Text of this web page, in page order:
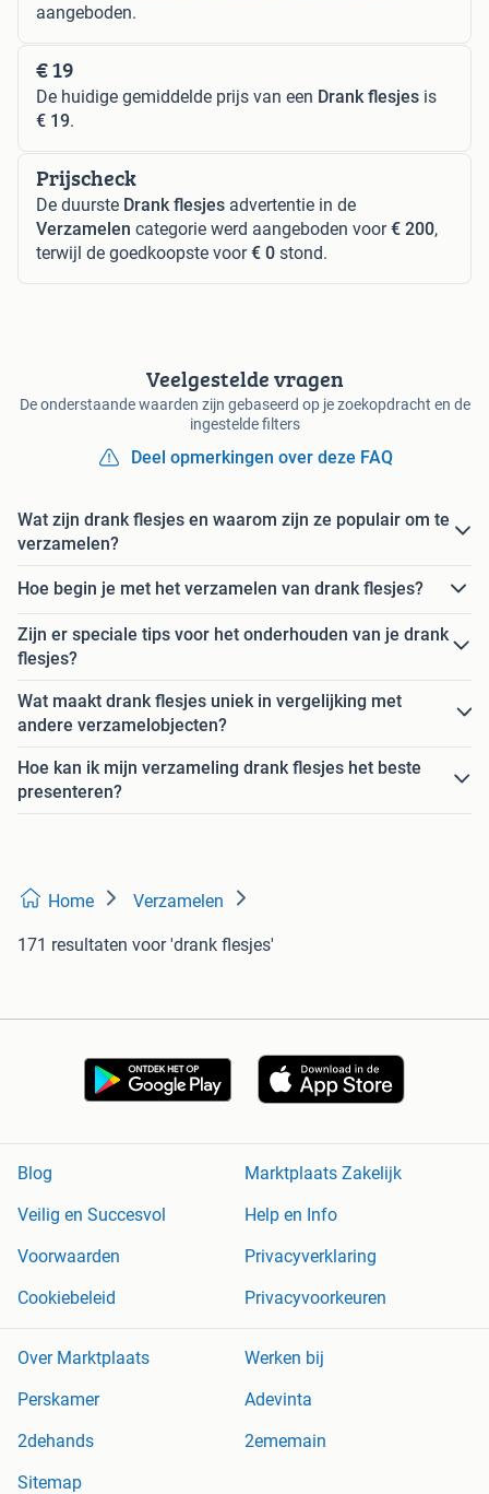
aangeboden.
€ 19
De huidige gemiddelde prijs van een Drank flesjes is
€ 19.
Prijscheck
De duurste Drank flesjes advertentie in de
Verzamelen categorie werd aangeboden voor€ 200,
terwijl de goedkoopste voor€ 0 stond.
Veelgestelde vragen
De onderstaande waarden zijn gebaseerd op je zoekopdracht en de
ingestelde filters
Deel opmerkingen over deze FAQ
Wat zijn drank flesjes en waarom zijn ze populair om te
verzamelen?
Hoe begin je met het verzamelen van drank flesjes?
Zijn er speciale tips voor het onderhouden van je drank
flesjes?
Wat maakt drank flesjes uniek in vergelijking met
andere verzamelobjecten?
Hoe kan ik mijn verzameling drank flesjes het beste
presenteren?
Home Verzamelen
171 resultaten voor 'drank flesjes'
Blog
Marktplaats Zakelijk
Veilig en Succesvol
Help en Info
Voorwaarden
Privacyverklaring
Cookiebeleid
Privacyvoorkeuren
Over Marktplaats
Werken bij
Perskamer
Adevinta
2dehands
2ememain
Sitemap